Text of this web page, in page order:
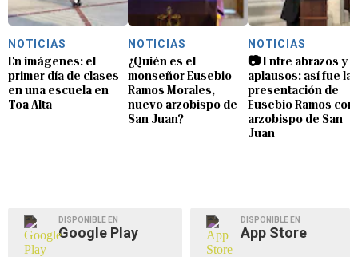
NOTICIAS
En imágenes: el
primer día de clases
en una escuela en
Toa Alta
NOTICIAS
¿Quién es el
monseñor Eusebio
Ramos Morales,
nuevo arzobispo de
San Juan?
NOTICIAS
📷 Entre abrazos y
aplausos: así fue la
presentación de
Eusebio Ramos
arzobispo de San
Juan
DISPONIBLE EN
Google Play
DISPONIBLE EN
App Store